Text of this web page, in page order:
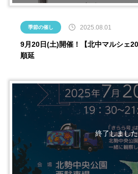
季節の催し 2025.08.01
9月20日(土)開催！【北中マルシェ
順延